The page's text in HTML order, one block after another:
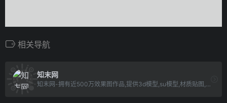
相关导航
知末网
知末网-拥有近500万效果图作品,提供3d模型,su模型,材质贴图,cad图纸,软件/插件等素材下载.是帮助设计师提升工作效率,学习成长,开拓眼界的交流社区.